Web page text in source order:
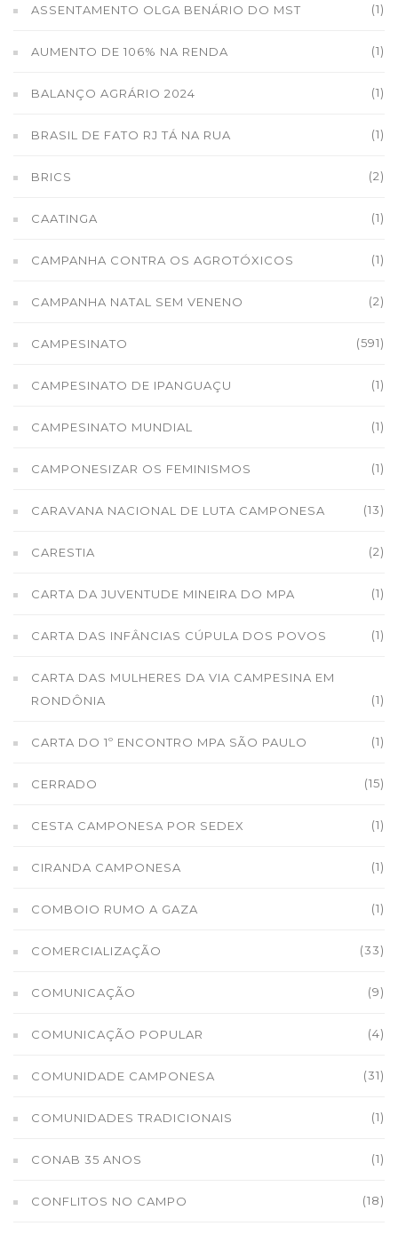
ASSENTAMENTO OLGA BENÁRIO DO MST (1)
AUMENTO DE 106% NA RENDA (1)
BALANÇO AGRÁRIO 2024 (1)
BRASIL DE FATO RJ TÁ NA RUA (1)
BRICS (2)
CAATINGA (1)
CAMPANHA CONTRA OS AGROTÓXICOS (1)
CAMPANHA NATAL SEM VENENO (2)
CAMPESINATO (591)
CAMPESINATO DE IPANGUAÇU (1)
CAMPESINATO MUNDIAL (1)
CAMPONESIZAR OS FEMINISMOS (1)
CARAVANA NACIONAL DE LUTA CAMPONESA (13)
CARESTIA (2)
CARTA DA JUVENTUDE MINEIRA DO MPA (1)
CARTA DAS INFÂNCIAS CÚPULA DOS POVOS (1)
CARTA DAS MULHERES DA VIA CAMPESINA EM
RONDÔNIA
(1)
CARTA DO 1º ENCONTRO MPA SÃO PAULO (1)
CERRADO (15)
CESTA CAMPONESA POR SEDEX (1)
CIRANDA CAMPONESA (1)
COMBOIO RUMO A GAZA (1)
COMERCIALIZAÇÃO (33)
COMUNICAÇÃO (9)
COMUNICAÇÃO POPULAR (4)
COMUNIDADE CAMPONESA (31)
COMUNIDADES TRADICIONAIS (1)
CONAB 35 ANOS (1)
CONFLITOS NO CAMPO (18)